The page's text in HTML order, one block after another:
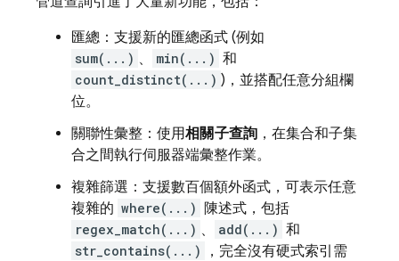
匯總：支援新的匯總函式 (例如
sum(...) 、 min(...) 和
count_distinct(...) )，並搭配任意分組欄
位。
關聯性彙整：使用相關子查詢 ，在集合和子集
合之間執行伺服器端彙整作業。
複雜篩選：支援數百個額外函式，可表示任意
複雜的 where(...) 陳述式，包括
regex_match(...) 、 add(...) 和
str_contains(...)
，完全沒有硬式索引需